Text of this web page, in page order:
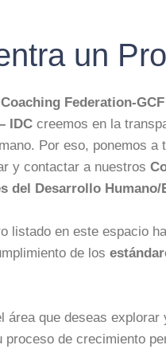
un
Federation-GCF
IDC creemos en la
Por eso, ponemos
y contactar a nuestros
del Desarrollo
listado en este espacio
de los
área que deseas
proceso de crecimiento